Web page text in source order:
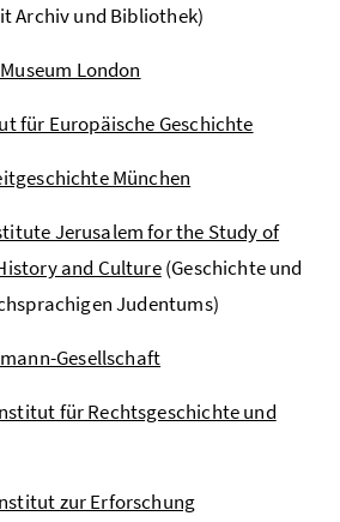
Archiv und Bibliothek)
London
für Europäische Geschichte
München
Jerusalem for the Study of
and Culture(Geschichte und
Judentums)
Gesellschaft
für Rechtsgeschichte und
zur Erforschung